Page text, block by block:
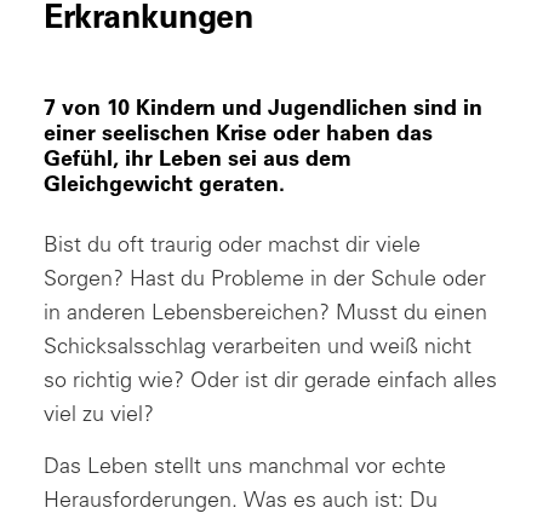
Erkrankungen
7 von 10 Kindern und Jugendlichen sind in
einer seelischen Krise oder haben das
Gefühl, ihr Leben sei aus dem
Gleichgewicht geraten.
Bist du oft traurig oder machst dir viele
Sorgen? Hast du Probleme in der Schule oder
in anderen Lebensbereichen? Musst du einen
Schicksalsschlag verarbeiten und weiß nicht
so richtig wie? Oder ist dir gerade einfach alles
viel zu viel?
Das Leben stellt uns manchmal vor echte
Herausforderungen. Was es auch ist: Du